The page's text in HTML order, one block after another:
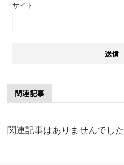
サイト
関連記事
関連記事はありませんでした